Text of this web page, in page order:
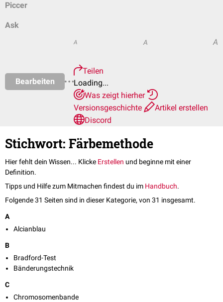
Piccer
Ask
Bearbeiten
A A A
Teilen
Loading...
Was zeigt hierher
Versionsgeschichte
Artikel erstellen
Discord
Stichwort: Färbemethode
Hier fehlt dein Wissen... Klicke Erstellen und beginne mit einer
Definition.
Tipps und Hilfe zum Mitmachen findest du im Handbuch.
Folgende 31 Seiten sind in dieser Kategorie, von 31 insgesamt.
A
Alcianblau
B
Bradford-Test
Bänderungstechnik
C
Chromosomenbande